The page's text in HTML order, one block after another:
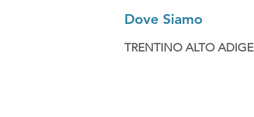
Dove Siamo
TRENTINO ALTO ADIGE